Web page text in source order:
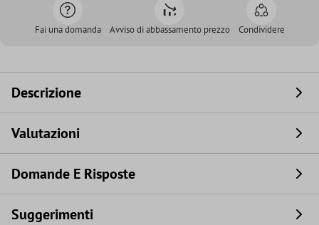
Fai una domanda Avviso di abbassamento prezzo Condividere
Descrizione
Valutazioni
Domande E Risposte
Suggerimenti